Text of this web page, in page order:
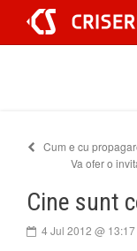
conținut
Cum e cu
Va ofer o
Cine sunt
4 Jul 2012 @ 13:17